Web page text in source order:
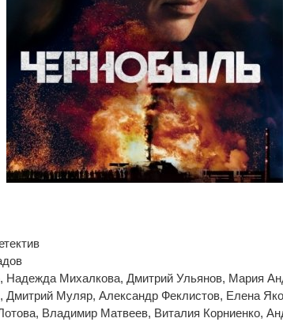
Надежда Михалкова, Дмитрий Ульянов, Мария
Муляр, Александр Феклистов, Елена
Владимир Матвеев, Виталия Корниенко,